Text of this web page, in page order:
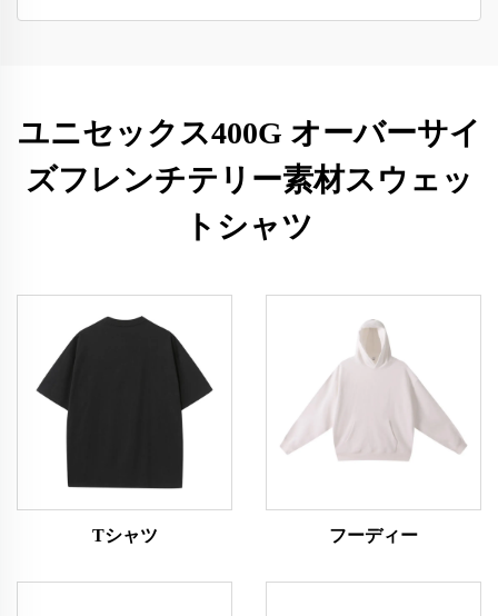
ユニセックス400G オーバーサイ
ズフレンチテリー素材スウェッ
トシャツ
Tシャツ フーディー